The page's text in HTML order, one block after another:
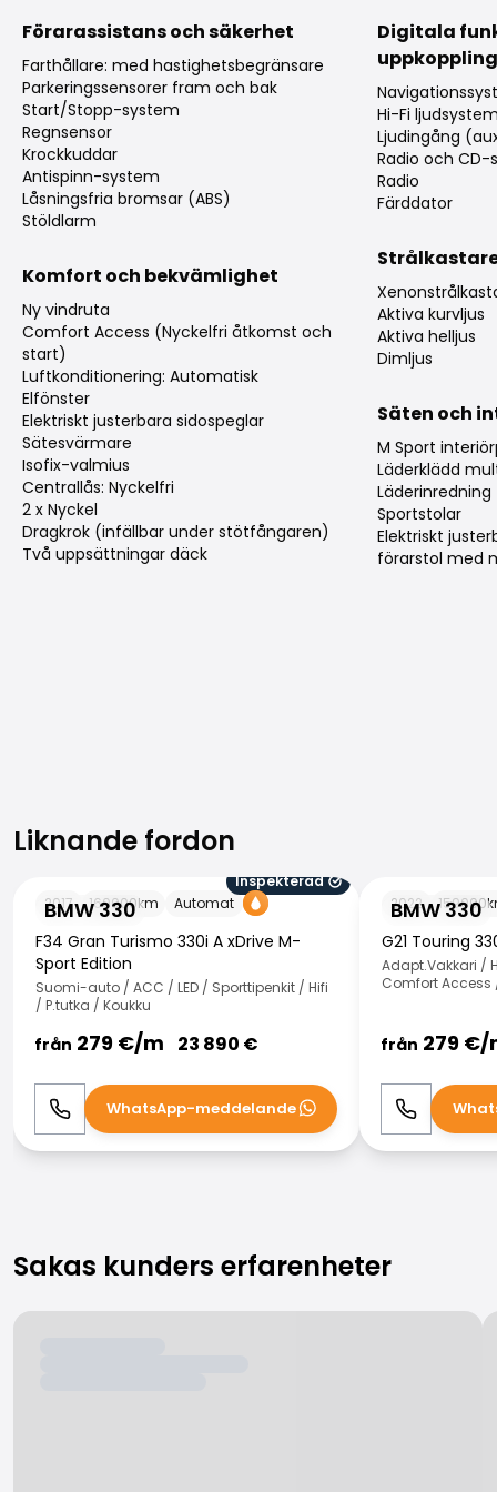
Förarassistans och säkerhet
Farthållare: med hastighetsbegränsare
Parkeringssensorer fram och bak
Start/Stopp-system
Regnsensor
Krockkuddar
Antispinn-system
Låsningsfria bromsar (ABS)
Stöldlarm
Komfort och bekvämlighet
Ny vindruta
Comfort Access (Nyckelfri åtkomst och
start)
Luftkonditionering: Automatisk
Elfönster
Elektriskt justerbara sidospeglar
Sätesvärmare
Isofix-valmius
Centrallås: Nyckelfri
2 x Nyckel
Dragkrok (infällbar under stötfångaren)
Två uppsättningar däck
Digitala
uppkoppling
Hi-Fi ljudsystem
Ljudingång
Radio och CD-
Radio
Färddator
Aktiva kurvljus
Aktiva helljus
Dimljus
Säten och
M Sport
Läderklädd
Läderinredning
Sportstolar
Elektriskt
förarstol med
Liknande fordon
Liknande fordon
BMW 330
Inspekterad
2017
160000km Automat
F34 Gran Turismo 330i A xDrive M-
Sport Edition
Suomi-auto / ACC / LED / Sporttipenkit / Hifi
/ P.tutka / Koukku
från 279 €/m 23 890 €
Ring WhatsApp
WhatsApp-meddelande
BMW 330
2022 159000
G21 Touring
Adapt.Vakkari /
Comfort Access
från 279 €/
Ring
Sakas kunders erfarenheter